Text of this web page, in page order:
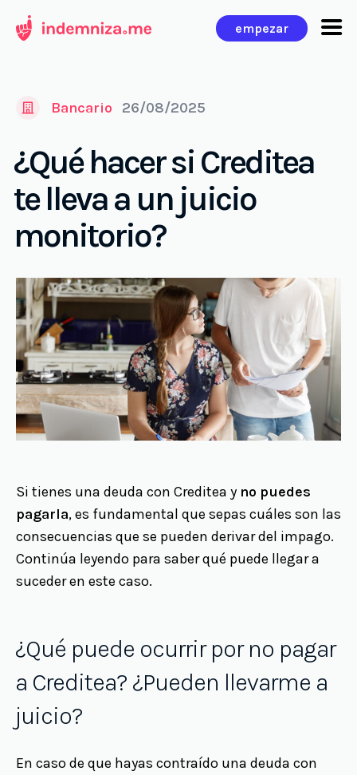
empezar
Bancario 26/08/2025
¿Qué hacer si Creditea
te lleva a un juicio
monitorio?
Si tienes una deuda con Creditea y no puedes
pagarla, es fundamental que sepas cuáles son las
consecuencias que se pueden derivar del impago.
Continúa leyendo para saber qué puede llegar a
suceder en este caso.
¿Qué puede ocurrir por no pagar
a Creditea? ¿Pueden llevarme a
juicio?
En caso de que hayas contraído una deuda con